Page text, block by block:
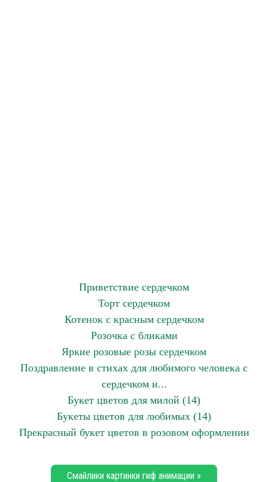
Приветствие сердечком
Торт сердечком
Котенок с красным сердечком
Розочка с бликами
Яркие розовые розы сердечком
Поздравление в стихах для любимого человека с
сердечком и...
Букет цветов для милой (14)
Букеты цветов для любимых (14)
Прекрасный букет цветов в розовом оформлении
Смайлики картинки гиф анимации »